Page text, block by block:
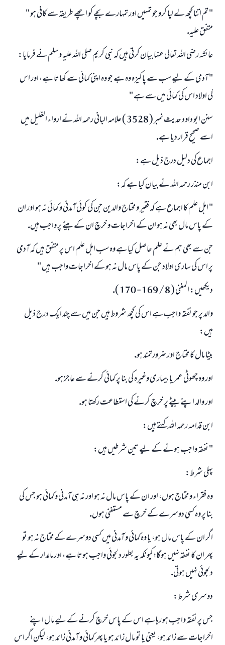
" تم اتنا كچھ لے ليا كرو جو تمہيں اور تمہارے بچے كو اچھے طريقہ سے كافى ہو "
متفق عليہ.
عائشہ رضى اللہ تعالى عنہا بيان كرتى ہيں كہ نبى كريم صلى اللہ عليہ وسلم نے فرمايا:
" آدمى كے ليے سب سے پاكيزہ وہ ہے جو وہ اپنى كمائى سے كھاتا ہے، اور اس
كى اولاد اس كى كمائى ميں سے ہے "
سنن ابو داود حديث نمبر ( 3528 ) علامہ البانى رحمہ اللہ نے ارواء الغليل ميں
اسے صحيح قرار ديا ہے.
اجماع كى دليل درج ذيل ہے:
ابن منذر رحمہ اللہ نے بيان كيا ہے كہ:
" اہل علم كا اجماع ہے كہ فقير و محتاج والدين جن كى كوئى آمدنى و كمائى نہ ہو اور ان
كے پاس مال بھى نہ ہو ان كے اخراجات و خرچ ان كے بيٹے پر واجب ہيں.
جن سے بھى ہم نے علم حاصل كيا ہے وہ سب اہل علم اس پر متفق ہيں كہ آدمى
پر اس كى سارى اولاد جن كے پاس مال نہ ہو كے اخراجات واجب ہيں "
ديكھيں: المغنى ( 8 / 169 - 170 ).
والد پر جو نفقہ واجب ہے اس كى كچھ شروط ہيں جن ميں سے چند ايك درج ذيل
ہيں:
بيٹا مال كا محتاج اور ضرورتمند ہو.
اور وہ چھوٹى عمر يا بيمارى وغيرہ كى بنا پر كمائى كرنے سے عاجز ہو.
اور والد اپنے بيٹے پر خرچ كرنے كى استطاعت ركھتا ہو.
ابن قدامہ رحمہ اللہ كہتے ہيں:
" نفقہ واجب ہونے كے ليے تين شرطيں ہيں:
پہلى شرط:
وہ فقراء و محتاج ہوں، اور ان كے پاس مال نہ ہو اور نہ ہى آمدنى و كمائى ہو جس كى
بنا پر وہ كسى دوسرے كے خرچ سے مستغنى ہوں.
اگر ان كے پاس مال ہو، يا وہ كمائى و آمدنى ميں كسى دوسرے كے محتاج نہ ہو تو
پھر ان كا نفقہ نہيں ہوگا؛ كيونكہ يہ بطور دلجوئى واجب ہوتا ہے، اور مالدار كے ليے
دلجوئى نہيں ہوتى.
دوسرى شرط:
جس پر نفقہ واجب ہو رہا ہے اس كے پاس خرچ كرنے كے ليے مال اپنے
اخراجات سے زائد ہو، يعنى يا تو مال زائد ہو يا پھر كمائى و آمدنى زائد ہو، ليكن اگر اس